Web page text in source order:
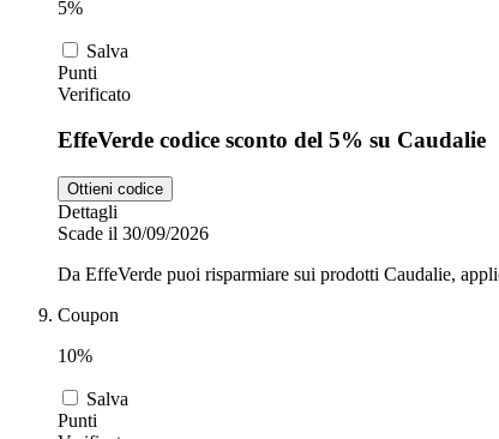
5%
Salva
Punti
Verificato
EffeVerde codice sconto del 5% su Caudalie
Ottieni codice
Dettagli
Scade il 30/09/2026
Da EffeVerde puoi risparmiare sui prodotti Caudalie,
Coupon
10%
Salva
Punti